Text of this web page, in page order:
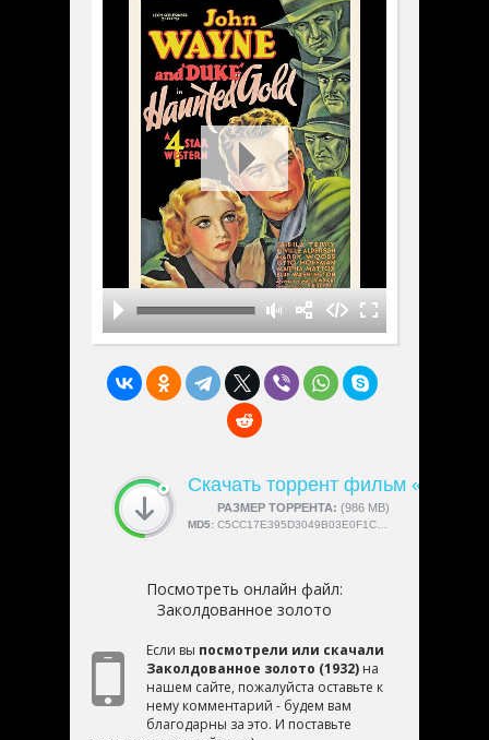
Скачать торрент фильм
РАЗМЕР ТОРРЕНТА: (986 MB)
СКАЧАЛИ: 4189
MD5: C5CC17E395D3049B03E0F1CCEBB02B4D
Посмотреть онлайн файл:
Заколдованное золото
Если вы посмотрели или скачали
Заколдованное золото (1932) на
нашем сайте, пожалуйста оставьте к
нему комментарий - будем вам
благодарны за это. И поставьте